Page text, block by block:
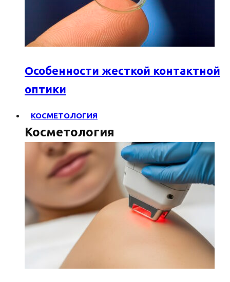
Особенности жесткой контактной
оптики
КОСМЕТОЛОГИЯ
Косметология